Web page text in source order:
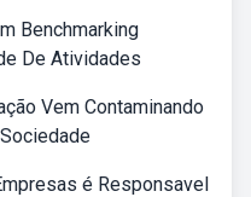
Benchmarking
De Atividades
Vem Contaminando
é Responsavel